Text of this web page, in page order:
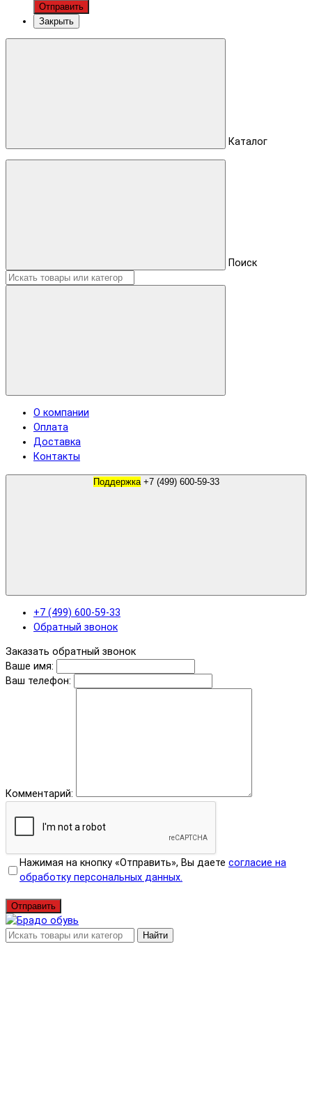
Отправить
Закрыть
Каталог
Поиск
О компании
Оплата
Доставка
Контакты
Поддержка +7 (499) 600-59-33
+7 (499) 600-59-33
Обратный звонок
Заказать обратный звонок
Ваше имя:
Ваш телефон:
Комментарий:
Нажимая на кнопку «Отправить», Вы даете согласие на
обработку персональных данных.
Отправить
Найти